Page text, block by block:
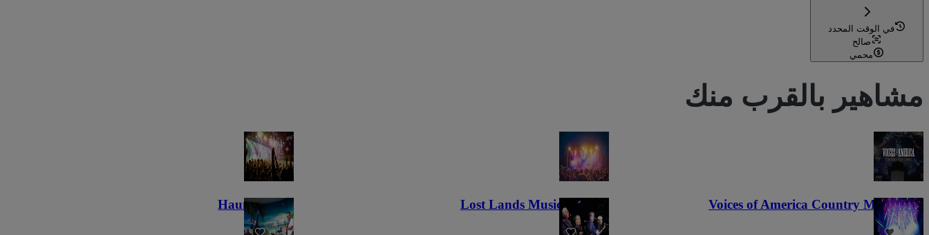
في الوقت المحدد
صالح
محمي
مشاهير بالقرب منك
Voices of America Country Music Fest
٣٦
Lost Lands Music Festival
١٢١
Haunted Fest
٥٨